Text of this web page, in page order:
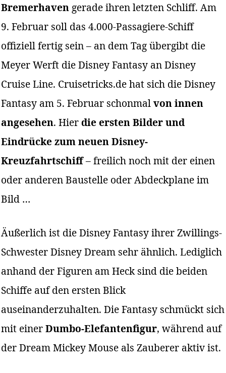
Bremerhaven gerade ihren letzten Schliff. Am
9. Februar soll das 4.000-Passagiere-Schiff
offiziell fertig sein – an dem Tag übergibt die
Meyer Werft die Disney Fantasy an Disney
Cruise Line. Cruisetricks.de hat sich die Disney
Fantasy am 5. Februar schonmalvon innen
angesehen. Hierdie ersten Bilder und
Eindrücke zum neuen Disney-
Kreuzfahrtschiff– freilich noch mit der einen
oder anderen Baustelle oder Abdeckplane im
Bild …
Äußerlich ist die Disney Fantasy ihrer Zwillings-
Schwester Disney Dream sehr ähnlich. Lediglich
anhand der Figuren am Heck sind die beiden
Schiffe auf den ersten Blick
auseinanderzuhalten. Die Fantasy schmückt sich
mit einerDumbo-Elefantenfigur, während auf
der Dream Mickey Mouse als Zauberer aktiv ist.